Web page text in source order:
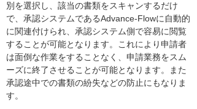
別を選択し、該当の書類をスキャンするだけ
で、承認システムであるAdvance-Flowに自動的
に関連付けられ、承認システム側で容易に閲覧
することが可能となります。これにより申請者
は面倒な作業をすることなく、申請業務をスム
ーズに終了させることが可能となります。また
承認途中での書類の紛失などの防止にもなりま
す。